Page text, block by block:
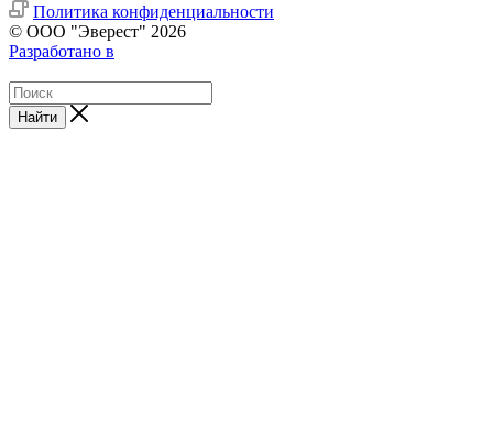
Политика конфиденциальности
© ООО "Эверест" 2026
Разработано в
Найти